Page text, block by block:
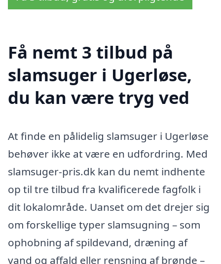
Få nemt 3 tilbud på
slamsuger i Ugerløse,
du kan være tryg ved
At finde en pålidelig slamsuger i Ugerløse
behøver ikke at være en udfordring. Med
slamsuger-pris.dk kan du nemt indhente
op til tre tilbud fra kvalificerede fagfolk i
dit lokalområde. Uanset om det drejer sig
om forskellige typer slamsugning – som
ophobning af spildevand, dræning af
vand og affald eller rensning af brønde –